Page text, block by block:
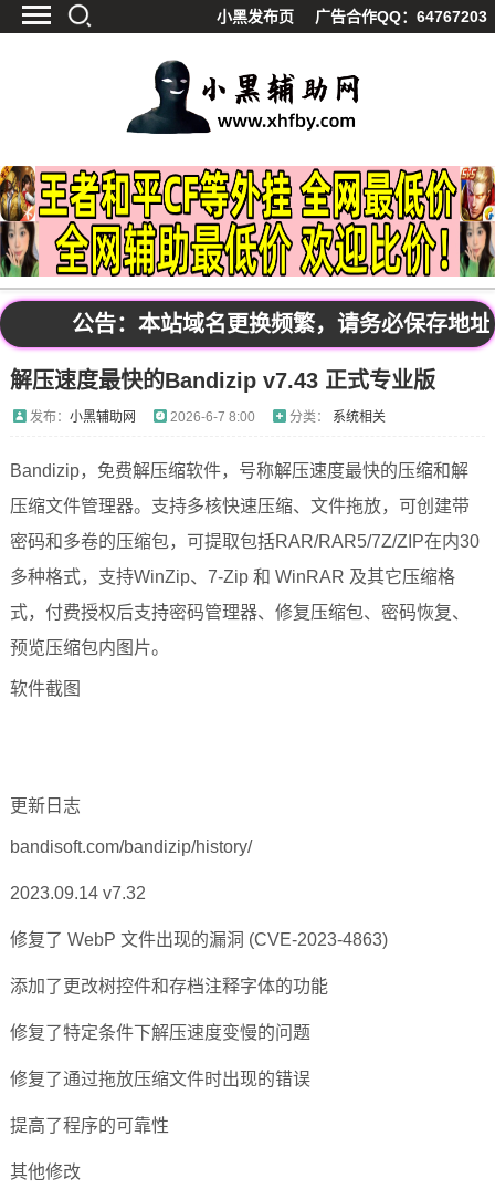
小黑发布页 广告合作QQ：64767203
精品软件
源码分享
资源宝库
影视解析
站内公告
公告：本站域名更换频繁，请务必保存地
解压速度最快的Bandizip v7.43 正式专业版
发布： 小黑辅助网 2026-6-7 8:00 分类： 系统相关
Bandizip，免费解压缩软件，号称解压速度最快的压缩和解
压缩文件管理器。支持多核快速压缩、文件拖放，可创建带
密码和多卷的压缩包，可提取包括RAR/RAR5/7Z/ZIP在内30
多种格式，支持WinZip、7-Zip 和 WinRAR 及其它压缩格
式，付费授权后支持密码管理器、修复压缩包、密码恢复、
预览压缩包内图片。
软件截图
更新日志
bandisoft.com/bandizip/history/
2023.09.14 v7.32
修复了 WebP 文件出现的漏洞 (CVE-2023-4863)
添加了更改树控件和存档注释字体的功能
修复了特定条件下解压速度变慢的问题
修复了通过拖放压缩文件时出现的错误
提高了程序的可靠性
其他修改